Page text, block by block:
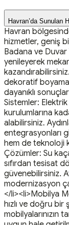
Havran’da Sunulan
Havran
hizmetler, geniş
Badana ve Duvar
yenileyerek
dekoratif
dayanıklı
Sistemler: Elektrik
kurulumlarına
alabilirsiniz.
entegrasyonları
hem de teknoloji
Çözümler: Su
sıfırdan tesisat
güvenebilirsiniz.
modernizasyon
</li><li>Mobilya
hızlı ve doğru bir
mobilyalarınızın